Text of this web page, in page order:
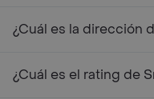
¿Cuál es la dirección
¿Cuál es el rating de